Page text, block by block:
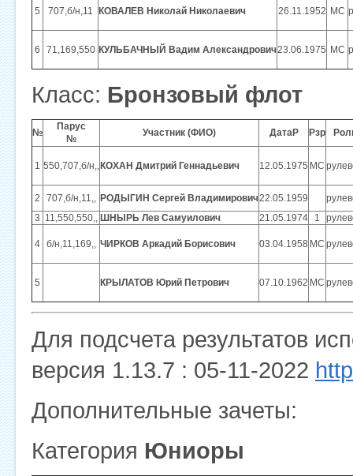
5 707,б/н,11 КОВАЛЕВ Николай Николаевич 26.11.1952 МС
6 71,169,550 КУЛЬБАЧНЫЙ Вадим Александрович23.06.1975 МС
Класс: Бронзовый флот
№
Парус
№
Участник (ФИО) ДатаР Рзр
1 550,707,б/н,, КОХАН Дмитрий Геннадьевич 12.05.1975 МС
2 707,б/н,11,, РОДЫГИН Сергей Владимирович22.05.1959
3 11,550,550,, ШНЫРЬ Лев Самуилович 21.05.1974 1
4 б/н,11,169,, ЧИРКОВ Аркадий Борисович 03.04.1958 МС
5 КРЫЛАТОВ Юрий Петрович 07.10.1962 МС
Для подсчета результатов
версия 1.13.7 : 05-11-2022
Дополнительные зачеты:
Категория Юниоры